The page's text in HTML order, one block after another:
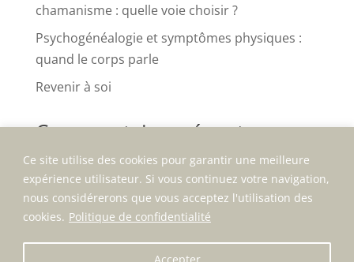
Ce site utilise des cookies pour garantir une meilleure
expérience utilisateur. Si vous continuez votre navigation,
nous considérerons que vous acceptez l'utilisation des
cookies. Politique de confidentialité
Accepter
chamanisme : quelle voie choisir ?
Psychogénéalogie et symptômes physiques :
quand le corps parle
Revenir à soi
Commentaires récents
Aucun commentaire à afficher.
Mentions légales | Politique de confidentialité